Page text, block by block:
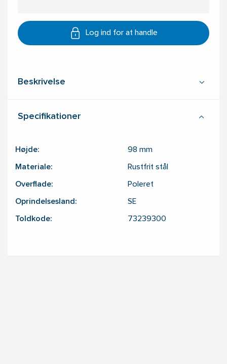
Log ind for at handle
Beskrivelse
Specifikationer
Højde: 98 mm
Materiale: Rustfrit stål
Overflade: Poleret
Oprindelsesland: SE
Toldkode: 73239300